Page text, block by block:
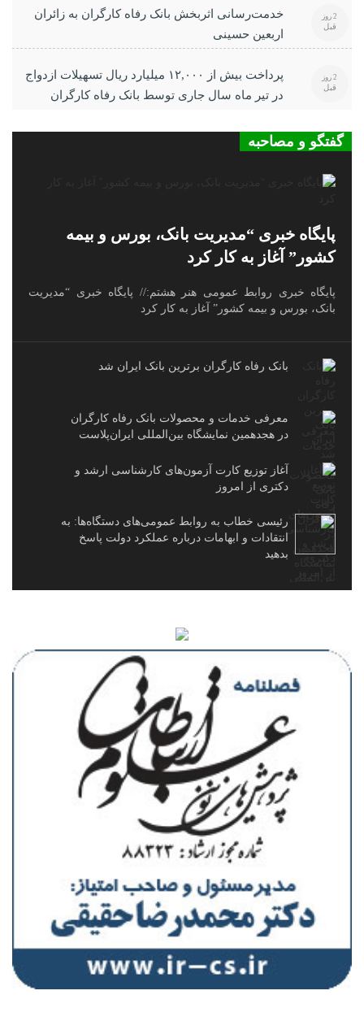
خدمت‌رسانی اثربخش بانک رفاه کارگران به زائران
اربعین حسینی
2 روز
قبل
پرداخت بیش از ۱۲,۰۰۰ میلیارد ریال تسهیلات ازدواج
در تیر ماه سال جاری توسط بانک رفاه کارگران
2 روز
قبل
گفتگو و مصاحبه
پایگاه خبری “مدیریت بانک، بورس و بیمه
کشور” آغاز به کار کرد
پایگاه خبری روابط عمومی هنر هشتم:// پایگاه خبری “مدیریت
بانک، بورس و بیمه کشور” آغاز به کار کرد
بانک رفاه کارگران برترین بانک ایران شد
معرفی خدمات و محصولات بانک رفاه کارگران
در هجدهمین نمایشگاه بین‌المللی ایران‌پلاست
آغاز توزیع کارت آزمون‌های کارشناسی ارشد و
دکتری از امروز
رئیسی خطاب به روابط عمومی‌های دستگاه‌ها: به
انتقادات و ابهامات درباره عملکرد دولت پاسخ
بدهید